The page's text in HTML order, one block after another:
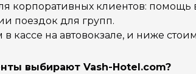
корпоративных клиентов: помощь
поездок для групп.
кассе на автовокзале, и ниже
выбирают Vash-Hotel.com?